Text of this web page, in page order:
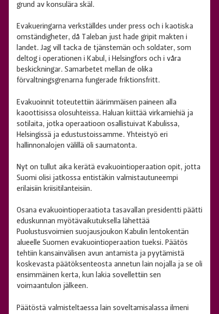
grund av konsulära skäl.
Evakueringarna verkställdes under press och i kaotiska
omständigheter, då Taleban just hade gripit makten i
landet. Jag vill tacka de tjänstemän och soldater, som
deltog i operationen i Kabul, i Helsingfors och i våra
beskickningar. Samarbetet mellan de olika
förvaltningsgrenarna fungerade friktionsfritt.
Evakuoinnit toteutettiin äärimmäisen paineen alla
kaoottisissa olosuhteissa. Haluan kiittää virkamiehiä ja
sotilaita, jotka operaatioon osallistuivat Kabulissa,
Helsingissä ja edustustoissamme. Yhteistyö eri
hallinnonalojen välillä oli saumatonta.
Nyt on tullut aika kerätä evakuointioperaation opit, jotta
Suomi olisi jatkossa entistäkin valmistautuneempi
erilaisiin kriisitilanteisiin.
Osana evakuointioperaatiota tasavallan presidentti päätti
eduskunnan myötävaikutuksella lähettää
Puolustusvoimien suojausjoukon Kabulin lentokentän
alueelle Suomen evakuointioperaation tueksi. Päätös
tehtiin kansainvälisen avun antamista ja pyytämistä
koskevasta päätöksenteosta annetun lain nojalla ja se oli
ensimmäinen kerta, kun lakia sovellettiin sen
voimaantulon jälkeen.
Päätöstä valmisteltaessa lain soveltamisalassa ilmeni